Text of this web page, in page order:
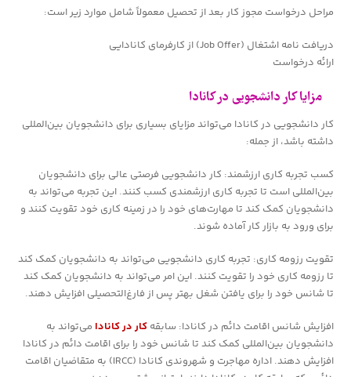
مراحل درخواست مجوز کار بعد از تحصیل معمولاً شامل موارد زیر است:
دریافت نامه اشتغال (Job Offer) از کارفرمای کانادایی
ارائه درخواست
مزایا کار دانشجویی در کانادا
کار دانشجویی در کانادا می‌تواند مزایای بسیاری برای دانشجویان بین‌المللی
داشته باشد، از جمله:
کسب تجربه کاری ارزشمند: کار دانشجویی فرصتی عالی برای دانشجویان
بین‌المللی است تا تجربه کاری ارزشمندی کسب کنند. این تجربه می‌تواند به
دانشجویان کمک کند تا مهارت‌های خود را در زمینه کاری خود تقویت کنند و
برای ورود به بازار کار آماده شوند.
تقویت رزومه کاری: تجربه کاری دانشجویی می‌تواند به دانشجویان کمک کند
تا رزومه کاری خود را تقویت کنند. این امر می‌تواند به دانشجویان کمک کند
تا شانس خود را برای یافتن شغل بهتر پس از فارغ‌التحصیلی افزایش دهند.
افزایش شانس اقامت دائم در کانادا: سابقهکار در کانادا می‌تواند به
دانشجویان بین‌المللی کمک کند تا شانس خود را برای اقامت دائم در کانادا
افزایش دهند. اداره مهاجرت و شهروندی کانادا (IRCC) به متقاضیان اقامت